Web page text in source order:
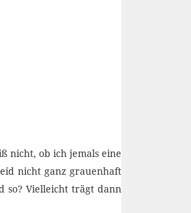
nicht, ob ich jemals eine
nicht ganz grauenhaft
so? Vielleicht trägt dann